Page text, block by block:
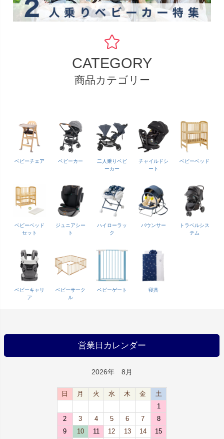
CATEGORY
商品カテゴリー
ベビーチェア ベビーカー
二人乗りベビ
ーカー
チャイルドシ
ート
ベビーベッド
ベビーベッド
セット
ジュニアシー
ト
ハイローラッ
ク
バウンサー
トラベルシス
テム
ベビーキャリ
ア
ベビーサーク
ル
ベビーゲート 寝具
営業日カレンダー
2026年 8月
日 月 火 水 木 金
土
1
2
3 4 5 6 7
8
9
10 11 12 13 14
15